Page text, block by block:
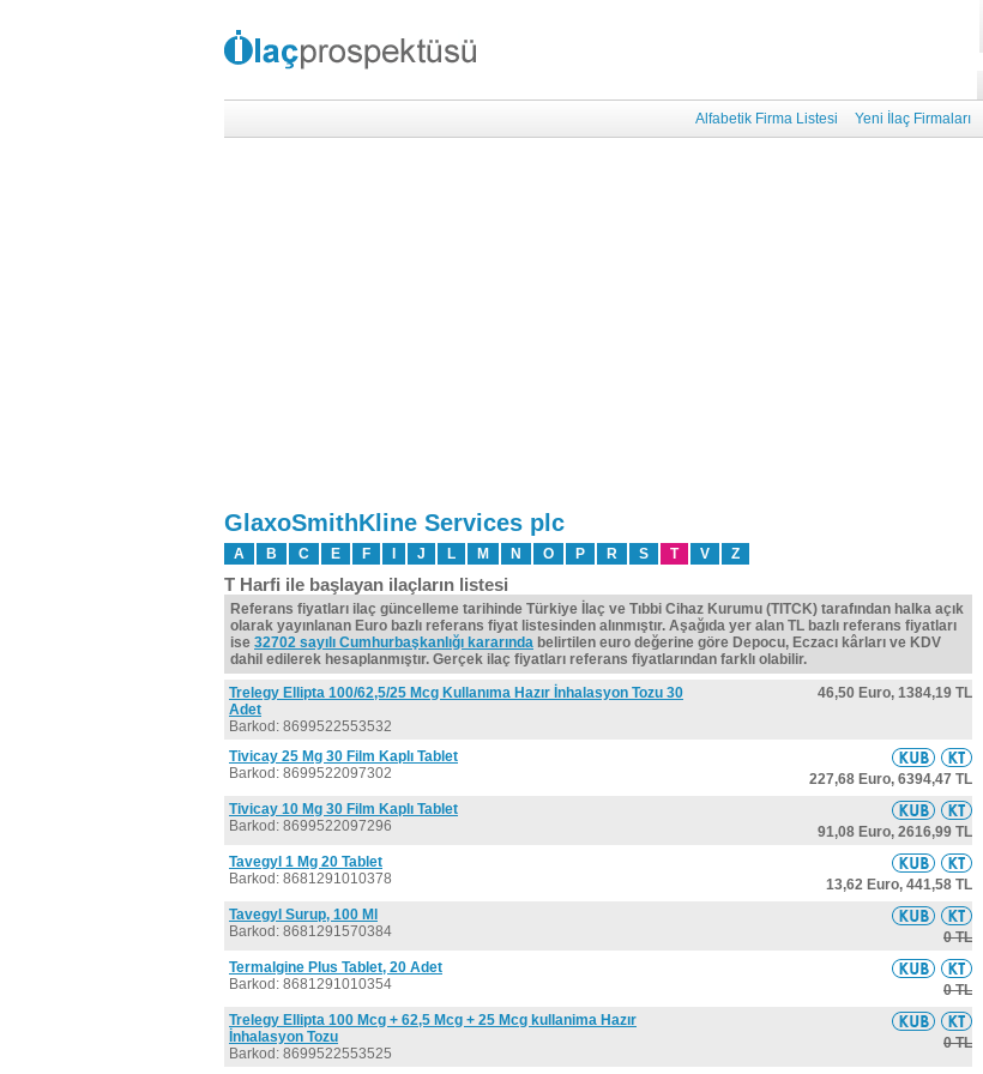
Alfabetik Firma Listesi Yeni İlaç Firmaları
GlaxoSmithKline Services plc
A B C E F J L M N O P R S T V Z
T Harfi ile başlayan ilaçların listesi
Referans fiyatları ilaç güncelleme tarihinde Türkiye İlaç ve Tıbbi Cihaz Kurumu (TITCK) tarafından halka açık
olarak yayınlanan Euro bazlı referans fiyat listesinden alınmıştır. Aşağıda yer alan TL bazlı referans fiyatları
ise 32702 sayılı Cumhurbaşkanlığı kararında belirtilen euro değerine göre Depocu, Eczacı kârları ve KDV
dahil edilerek hesaplanmıştır. Gerçek ilaç fiyatları referans fiyatlarından farklı olabilir.
Trelegy Ellipta 100/62,5/25 Mcg Kullanıma Hazır İnhalasyon Tozu 30
Adet
Barkod: 8699522553532
46,50 Euro, 1384,19 TL
Tivicay 25 Mg 30 Film Kaplı Tablet
Barkod: 8699522097302
227,68 Euro, 6394,47 TL
Tivicay 10 Mg 30 Film Kaplı Tablet
Barkod: 8699522097296
91,08 Euro, 2616,99 TL
Tavegyl 1 Mg 20 Tablet
Barkod: 8681291010378
13,62 Euro, 441,58 TL
Tavegyl Surup, 100 Ml
Barkod: 8681291570384
0 TL
Termalgine Plus Tablet, 20 Adet
Barkod: 8681291010354
0 TL
Trelegy Ellipta 100 Mcg + 62,5 Mcg + 25 Mcg kullanima Hazır
İnhalasyon Tozu
Barkod: 8699522553525
0 TL